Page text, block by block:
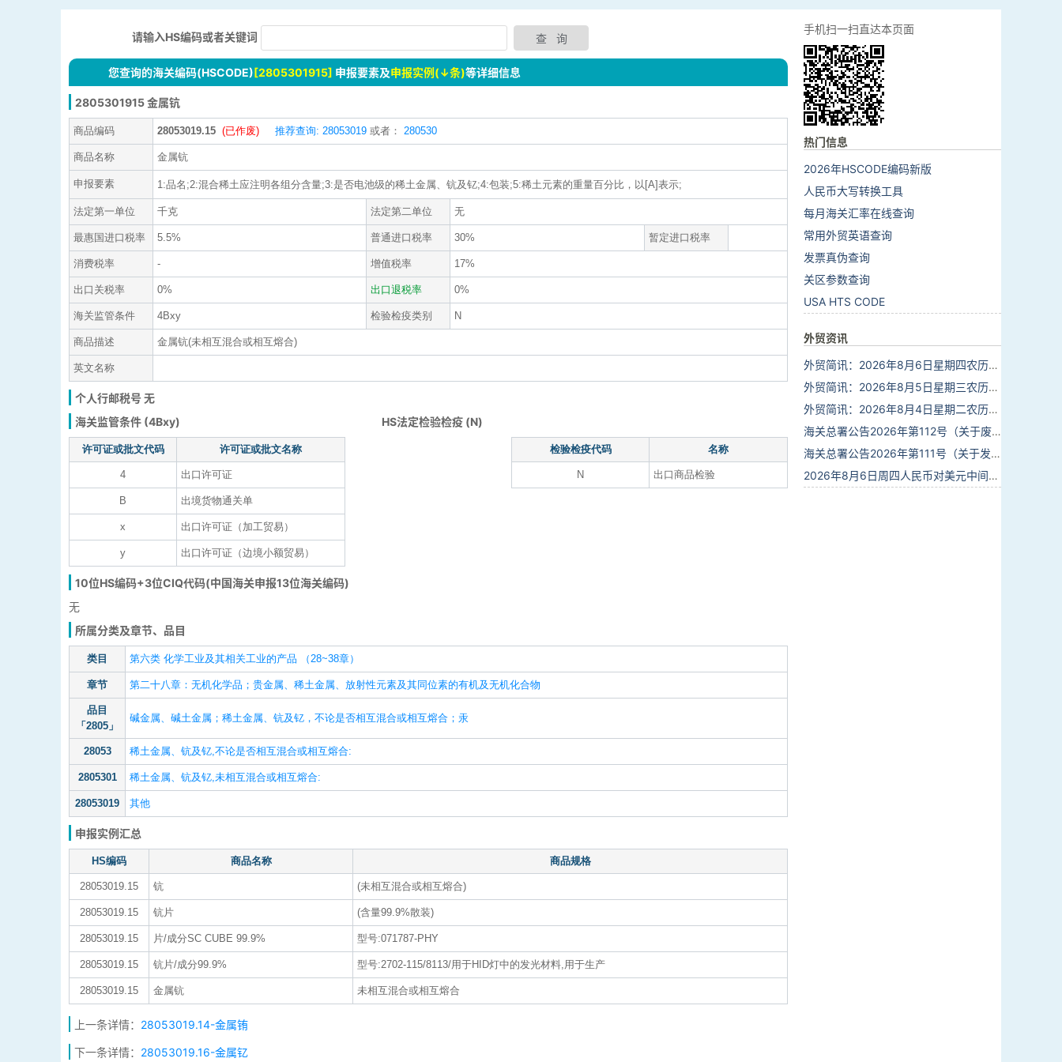
请输入HS编码或者关键词
您查询的海关编码(HSCODE)[2805301915] 申报要素及申报实例(↓条)等详细信息
2805301915 金属钪
商品编码 28053019.15 (已作废) 推荐查询: 28053019 或者： 280530
商品名称 金属钪
申报要素 1:品名;2:混合稀土应注明各组分含量;3:是否电池级的稀土金属、钪及钇;4:包装;5:稀土元素的重量百分比，以[A]表示;
法定第一单位 千克 法定第二单位 无
最惠国进口税率 5.5% 普通进口税率 30% 暂定进口税率
消费税率 - 增值税率 17%
出口关税率 0% 出口退税率 0%
海关监管条件 4Bxy 检验检疫类别 N
商品描述 金属钪(未相互混合或相互熔合)
英文名称
个人行邮税号 无
海关监管条件 (4Bxy)
HS法定检验检疫 (N)
许可证或批文代码 许可证或批文名称
4 出口许可证
B 出境货物通关单
x 出口许可证（加工贸易）
y 出口许可证（边境小额贸易）
检验检疫代码 名称
N 出口商品检验
10位HS编码+3位CIQ代码(中国海关申报13位海关编码)
无
所属分类及章节、品目
类目 第六类 化学工业及其相关工业的产品 （28~38章）
章节 第二十八章：无机化学品；贵金属、稀土金属、放射性元素及其同位素的有机及无机化合物
品目
「2805」
碱金属、碱土金属；稀土金属、钪及钇，不论是否相互混合或相互熔合；汞
28053 稀土金属、钪及钇,不论是否相互混合或相互熔合:
2805301 稀土金属、钪及钇,未相互混合或相互熔合:
28053019 其他
申报实例汇总
HS编码 商品名称 商品规格
28053019.15 钪 (未相互混合或相互熔合)
28053019.15 钪片 (含量99.9%散装)
28053019.15 片/成分SC CUBE 99.9% 型号:071787-PHY
28053019.15 钪片/成分99.9% 型号:2702-115/8113/用于HID灯中的发光材料,用于生产
28053019.15 金属钪 未相互混合或相互熔合
上一条详情： 28053019.14-金属铕
下一条详情： 28053019.16-金属钇
手机扫一扫直达本页面
热门信息
2026年HSCODE编码新版
人民币大写转换工具
每月海关汇率在线查询
常用外贸英语查询
发票真伪查询
关区参数查询
USA HTS CODE
外贸资讯
外贸简讯：2026年8月6日星期四农历六月廿四
外贸简讯：2026年8月5日星期三农历六月廿三
外贸简讯：2026年8月4日星期二农历六月廿二
海关总署公告2026年第112号（关于废止部分卫生检疫类规范性文件的公告）
海关总署公告2026年第111号（关于发布《进出境动植物检疫处理监督管理工作规定》《进出境卫生处理监督管理工作规定》的公告）
2026年8月6日周四人民币对美元中间价报6.7895调贬6个基点